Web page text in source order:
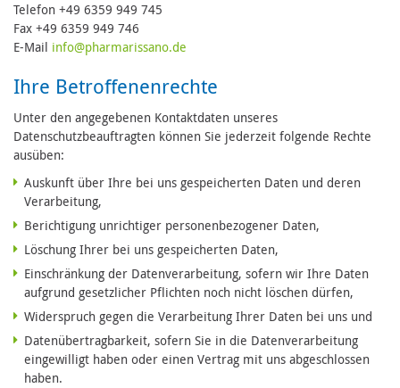
Telefon +49 6359 949 745
Fax +49 6359 949 746
E-Mail info@pharmarissano.de
Ihre Betroffenenrechte
Unter den angegebenen Kontaktdaten unseres
Datenschutzbeauftragten können Sie jederzeit folgende Rechte
ausüben:
Auskunft über Ihre bei uns gespeicherten Daten und deren
Verarbeitung,
Berichtigung unrichtiger personenbezogener Daten,
Löschung Ihrer bei uns gespeicherten Daten,
Einschränkung der Datenverarbeitung, sofern wir Ihre Daten
aufgrund gesetzlicher Pflichten noch nicht löschen dürfen,
Widerspruch gegen die Verarbeitung Ihrer Daten bei uns und
Datenübertragbarkeit, sofern Sie in die Datenverarbeitung
eingewilligt haben oder einen Vertrag mit uns abgeschlossen
haben.